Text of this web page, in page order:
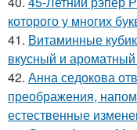
которого у многих
41. Витаминные
вкусный и ароматный
42. Анна седокова
преображения,
естественные